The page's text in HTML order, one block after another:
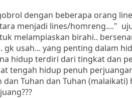
dengan beberapa orang
menjadi lines/homreng...."
melampiaskan birahi..
usah... yang penting dalam
hidup terdiri dari tingkat dan
tengah hidup penuh
Tuhan dan Tuhan (malaikati)